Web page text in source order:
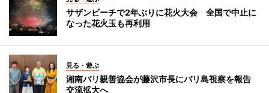
サザンビーチで2年ぶりに花火大会 全国で中止に
なった花火玉も再利用
見る・遊ぶ
湘南バリ親善協会が藤沢市長にバリ島視察を報告
交流拡大へ